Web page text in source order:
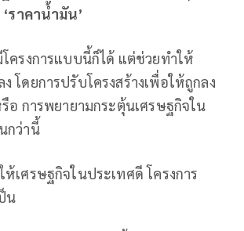
‘ราคาน้ำมัน’
ครงการแบบนี้ก็ได้ แต่ช่วยทำให้
โดยการปรับโครงสร้างเพื่อให้ถูกลง
อ การพยายามกระตุ้นเศรษฐกิจใน
กว่านี้
ห้เศรษฐกิจในประเทศดี โครงการ
น